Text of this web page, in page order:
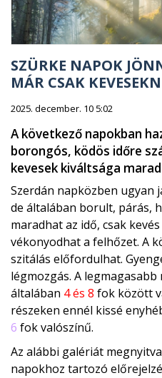
SZÜRKE NAPOK
MÁR CSAK
2025. december. 10 5:02
A következő napokban
borongós, ködös időre
kevesek kiváltsága
Szerdán napközben ugyan
de általában borult, párás,
maradhat az idő, csak
vékonyodhat a felhőzet. A
szitálás előfordulhat.
légmozgás. A
általában 4 és 8 fok között
részeken ennél kissé
6 fok valószínű.
Az alábbi galériát
napokhoz tartozó